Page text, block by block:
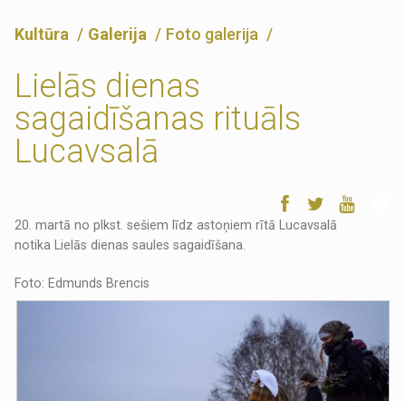
Kultūra Galerija Foto galerija
Lielās dienas
sagaidīšanas rituāls
Lucavsalā
20. martā no plkst. sešiem līdz astoņiem rītā Lucavsalā
notika Lielās dienas saules sagaidīšana.
Foto: Edmunds Brencis